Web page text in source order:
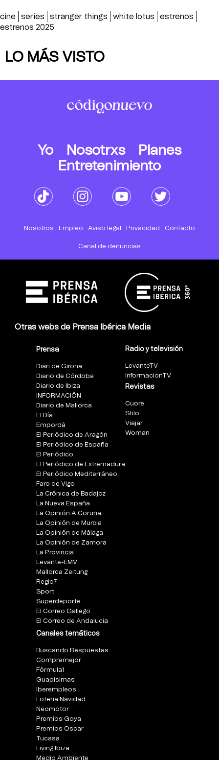
cine series stranger things white lotus
estrenos
estrenos 2025
LO MÁS VISTO
Yo Nosotrxs
Planes
Entretenimiento
Nosotros Empleo Aviso legal Privacidad Contacto
Canal de denuncias
Otras webs de Prensa Ibérica Media
Prensa
Diari de Girona
Diario de Córdoba
Diario de Ibiza
INFORMACIÓN
Diario de Mallorca
El Día
Empordà
El Periódico de Aragón
El Periódico de España
El Periódico
El Periódico de Extremadura
El Periódico Mediterráneo
Faro de Vigo
La Crónica de Badajoz
La Nueva España
La Opinión A Coruña
La Opinión de Murcia
La Opinión de Málaga
La Opinión de Zamora
La Provincia
Levante-EMV
Mallorca Zeitung
Regio7
Sport
Superdeporte
El Correo Gallego
El Correo de Andalucia
Canales temáticos
Buscando Respuestas
Compramejor
Fórmula1
Guapisimas
Iberempleos
Loteria Navidad
Neomotor
Premios Goya
Premios Oscar
Tucasa
Living Ibiza
Medio Ambiente
Radio y televisión
LevanteTV
InformacionTV
Revistas
Cuore
Stilo
Viajar
Woman